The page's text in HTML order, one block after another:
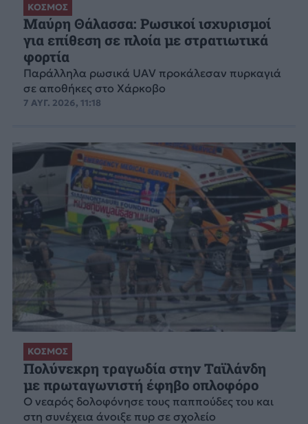
ΚΟΣΜΟΣ
Μαύρη Θάλασσα: Ρωσικοί ισχυρισμοί
για επίθεση σε πλοία με στρατιωτικά
φορτία
Παράλληλα ρωσικά UAV προκάλεσαν πυρκαγιά
σε αποθήκες στο Χάρκοβο
7 ΑΥΓ. 2026, 11:18
ΚΟΣΜΟΣ
Πολύνεκρη τραγωδία στην Ταϊλάνδη
με πρωταγωνιστή έφηβο οπλοφόρο
Ο νεαρός δολοφόνησε τους παππούδες του και
στη συνέχεια άνοιξε πυρ σε σχολείο